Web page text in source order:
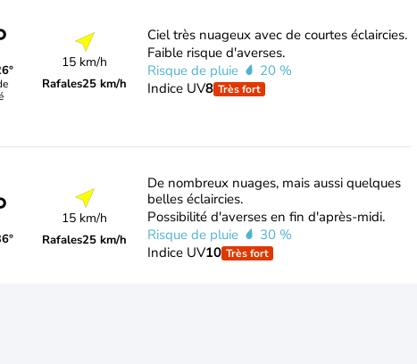
15 km/h
Rafales25 km/h
Ciel très nuageux avec de courtes éclaircies.
Faible risque d'averses.
Risque de pluie
20 %
Indice UV8 Très fort
15 km/h
Rafales25 km/h
De nombreux nuages, mais aussi quelques
belles éclaircies.
Possibilité d'averses en fin d'après-midi.
Risque de pluie
30 %
Indice UV10 Très fort